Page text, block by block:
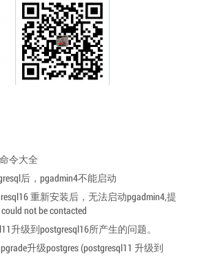
令大全
后，pgadmin4不能启动
重新安装后，无法启动pgadmin4,提
not be contacted
升级到postgresql16所产生的问题。
升级postgres (postgresql11 升级到